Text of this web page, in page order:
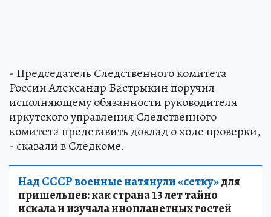
- Председатель Следственного комитета
России Александр Бастрыкин поручил
исполняющему обязанности руководителя
иркутского управления Следственного
комитета представить доклад о ходе проверки,
- сказали в Следкоме.
Над СССР военные натянули «сетку»для
пришельцев: как страна 13 лет тайно
искала и изучала инопланетных гостей